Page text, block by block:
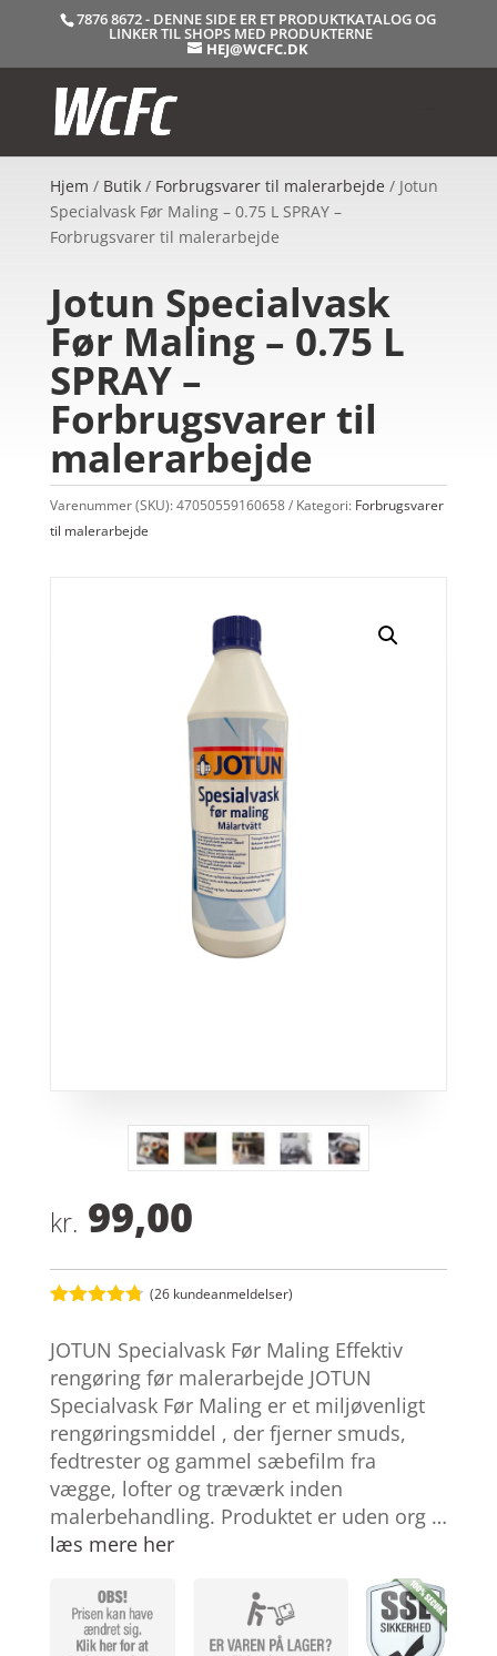
7876 8672 - DENNE SIDE ER ET PRODUKTKATALOG OG
LINKER TIL SHOPS MED PRODUKTERNE
HEJ@WCFC.DK
Hjem / Butik/ Forbrugsvarer til malerarbejde / Jotun
Specialvask Før Maling – 0.75 L SPRAY –
Forbrugsvarer til malerarbejde
Jotun Specialvask
Før Maling – 0.75 L
SPRAY –
Forbrugsvarer til
malerarbejde
Varenummer (SKU):47050559160658 Kategori: Forbrugsvarer
til malerarbejde
kr. 99,00
ud af 5
baseret på
kundebedø
mmelser
(26 kundeanmeldelser)
JOTUN Specialvask Før Maling Effektiv
rengøring før malerarbejde JOTUN
Specialvask Før Maling er et miljøvenligt
rengøringsmiddel , der fjerner smuds,
fedtrester og gammel sæbefilm fra
vægge, lofter og træværk inden
malerbehandling. Produktet er uden org …
læs mere her